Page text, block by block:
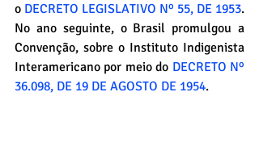
o DECRETO LEGISLATIVO Nº 55, DE 1953.
No ano seguinte, o Brasil promulgou a
Convenção, sobre o Instituto Indigenista
Interamericano por meio do DECRETO Nº
36.098, DE 19 DE AGOSTO DE 1954.